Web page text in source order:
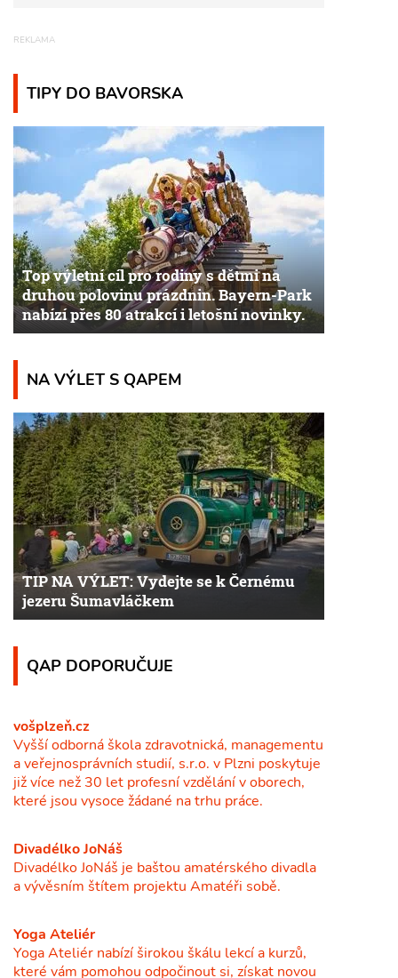
TIPY DO BAVORSKA
Top výletní cíl pro rodiny s dětmi na
druhou polovinu prázdnin. Bayern-Park
nabízí přes 80 atrakcí i letošní novinky.
NA VÝLET S QAPEM
TIP NA VÝLET: Vydejte se k Černému
jezeru Šumavláčkem
QAP DOPORUČUJE
vošplzeň.cz
Vyšší odborná škola zdravotnická, managementu
a veřejnosprávních studií, s.r.o. v Plzni poskytuje
již více než 30 let profesní vzdělání v oborech,
které jsou vysoce žádané na trhu práce.
Divadélko JoNáš
Divadélko JoNáš je baštou amatérského divadla
a vývěsním štítem projektu Amatéři sobě.
Yoga Ateliér
Yoga Ateliér nabízí širokou škálu lekcí a kurzů,
které vám pomohou odpočinout si, získat novou